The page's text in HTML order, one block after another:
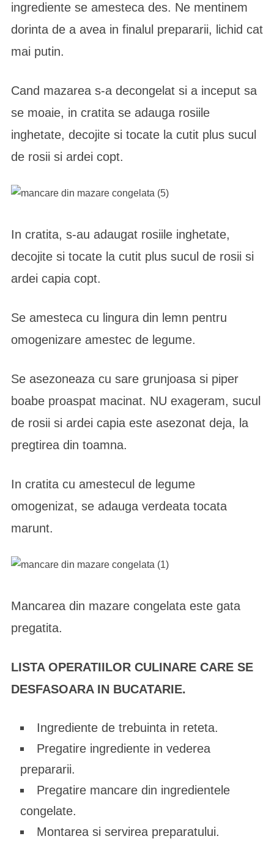
ingrediente se amesteca des. Ne mentinem
dorinta de a avea in finalul prepararii, lichid cat
mai putin.
Cand mazarea s-a decongelat si a inceput sa
se moaie, in cratita se adauga rosiile
inghetate, decojite si tocate la cutit plus sucul
de rosii si ardei copt.
In cratita, s-au adaugat rosiile inghetate,
decojite si tocate la cutit plus sucul de rosii si
ardei capia copt.
Se amesteca cu lingura din lemn pentru
omogenizare amestec de legume.
Se asezoneaza cu sare grunjoasa si piper
boabe proaspat macinat. NU exageram, sucul
de rosii si ardei capia este asezonat deja, la
pregtirea din toamna.
In cratita cu amestecul de legume
omogenizat, se adauga verdeata tocata
marunt.
Mancarea din mazare congelata este gata
pregatita.
LISTA OPERATIILOR CULINARE CARE SE
DESFASOARA IN BUCATARIE.
Ingrediente de trebuinta in reteta.
Pregatire ingrediente in vederea
prepararii.
Pregatire mancare din ingredientele
congelate.
Montarea si servirea preparatului.